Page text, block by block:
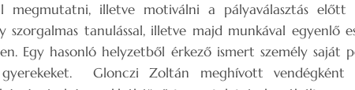
megmutatni, illetve motiválni a pályaválasztás
szorgalmas tanulással, illetve majd munkával egyenlő
Egy hasonló helyzetből érkező ismert személy saját
Glonczi Zoltán meghívott vendégként